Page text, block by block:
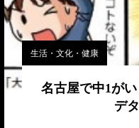
生活・文化・健康
名古屋で中1が
デ